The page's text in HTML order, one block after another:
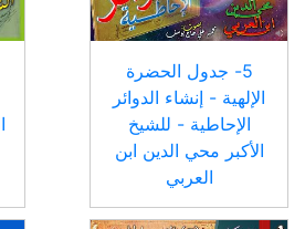
5- جدول الحضرة
الإلهية - إنشاء الدوائر
الإحاطية - للشيخ
الأكبر محي الدين ابن
العربي